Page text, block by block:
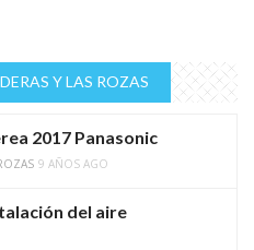
Y LAS ROZAS
2017 Panasonic
9 AÑOS AGO
del aire